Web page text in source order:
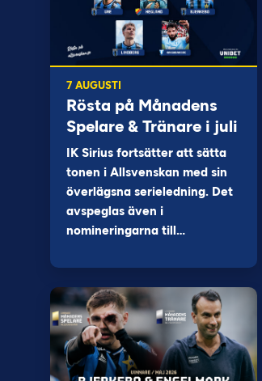
7 AUGUSTI
Rösta på Månadens
Spelare & Tränare i juli
IK Sirius fortsätter att sätta
tonen i Allsvenskan med sin
överlägsna serieledning. Det
avspeglas även i
nomineringarna till…